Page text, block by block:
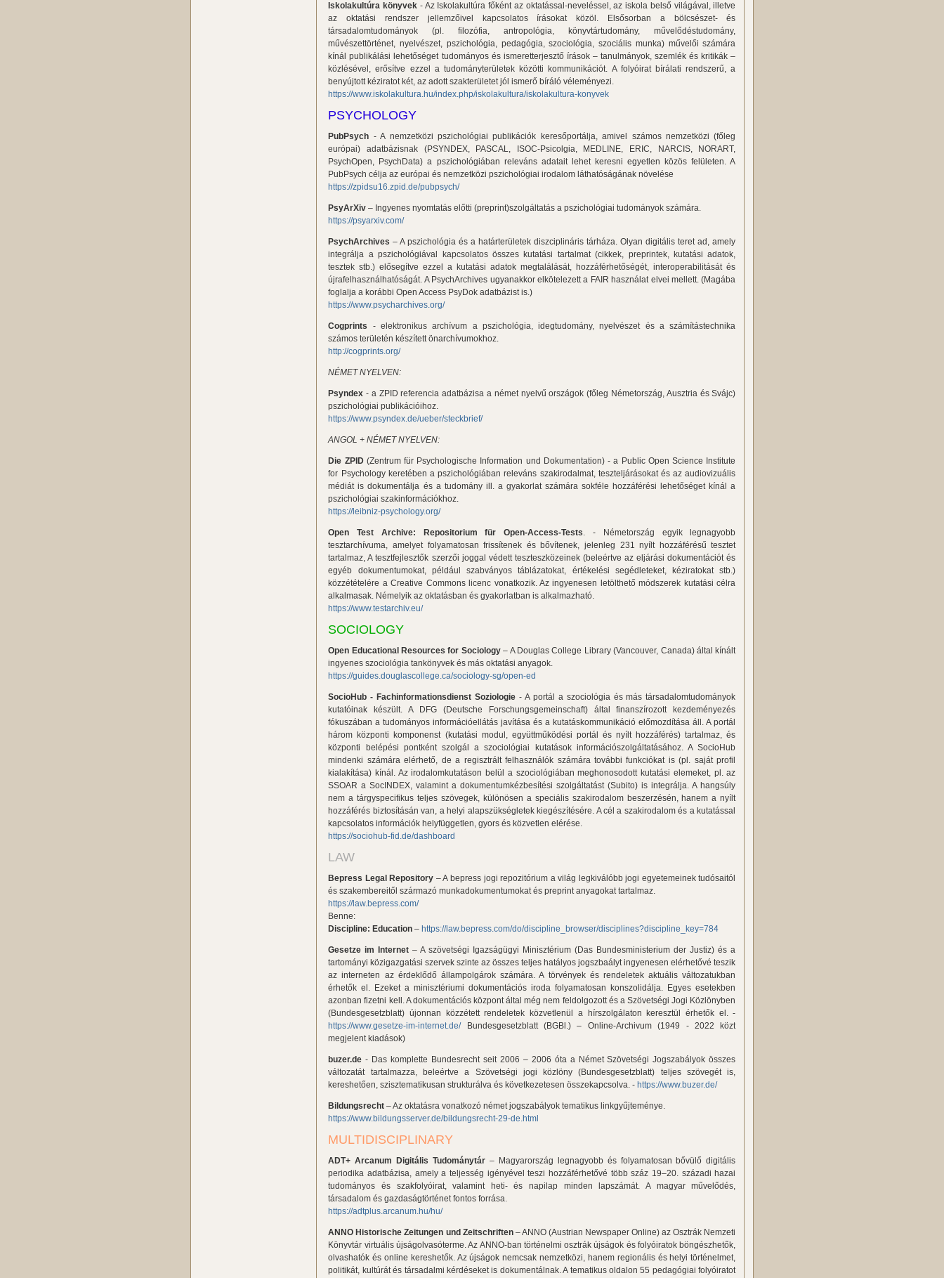
Iskolakultúra könyvek - Az Iskolakultúra főként az oktatással-neveléssel, az iskola belső világával, illetve
az oktatási rendszer jellemzőivel kapcsolatos írásokat közöl. Elsősorban a bölcsészet- és
társadalomtudományok (pl. filozófia, antropológia, könyvtártudomány, művelődéstudomány,
művészettörténet, nyelvészet, pszichológia, pedagógia, szociológia, szociális munka) művelői számára
kínál publikálási lehetőséget tudományos és ismeretterjesztő írások – tanulmányok, szemlék és kritikák –
közlésével, erősítve ezzel a tudományterületek közötti kommunikációt. A folyóirat bírálati rendszerű, a
benyújtott kéziratot két, az adott szakterületet jól ismerő bíráló véleményezi.
https://www.iskolakultura.hu/index.php/iskolakultura/iskolakultura-konyvek
PSYCHOLOGY
PubPsych - A nemzetközi pszichológiai publikációk keresőportálja, amivel számos nemzetközi (főleg
európai) adatbázisnak (PSYNDEX, PASCAL, ISOC-Psicolgia, MEDLINE, ERIC, NARCIS, NORART,
PsychOpen, PsychData) a pszichológiában releváns adatait lehet keresni egyetlen közös felületen. A
PubPsych célja az európai és nemzetközi pszichológiai irodalom láthatóságának növelése
https://zpidsu16.zpid.de/pubpsych/
PsyArXiv – Ingyenes nyomtatás előtti (preprint)szolgáltatás a pszichológiai tudományok számára.
https://psyarxiv.com/
PsychArchives – A pszichológia és a határterületek diszciplináris tárháza. Olyan digitális teret ad, amely
integrálja a pszichológiával kapcsolatos összes kutatási tartalmat (cikkek, preprintek, kutatási adatok,
tesztek stb.) elősegítve ezzel a kutatási adatok megtalálását, hozzáférhetőségét, interoperabilitását és
újrafelhasználhatóságát. A PsychArchives ugyanakkor elkötelezett a FAIR használat elvei mellett. (Magába
foglalja a korábbi Open Access PsyDok adatbázist is.)
https://www.psycharchives.org/
Cogprints - elektronikus archívum a pszichológia, idegtudomány, nyelvészet és a számítástechnika
számos területén készített önarchívumokhoz.
http://cogprints.org/
NÉMET NYELVEN:
Psyndex - a ZPID referencia adatbázisa a német nyelvű országok (főleg Németország, Ausztria és Svájc)
pszichológiai publikációihoz.
https://www.psyndex.de/ueber/steckbrief/
ANGOL + NÉMET NYELVEN:
Die ZPID(Zentrum für Psychologische Information und Dokumentation) - a Public Open Science Institute
for Psychology keretében a pszichológiában releváns szakirodalmat, teszteljárásokat és az audiovizuális
médiát is dokumentálja és a tudomány ill. a gyakorlat számára sokféle hozzáférési lehetőséget kínál a
pszichológiai szakinformációkhoz.
https://leibniz-psychology.org/
Open Test Archive: Repositorium für Open-Access-Tests. - Németország egyik legnagyobb
tesztarchívuma, amelyet folyamatosan frissítenek és bővítenek, jelenleg 231 nyílt hozzáférésű tesztet
tartalmaz, A tesztfejlesztők szerzői joggal védett teszteszközeinek (beleértve az eljárási dokumentációt és
egyéb dokumentumokat, például szabványos táblázatokat, értékelési segédleteket, kéziratokat stb.)
közzétételére a Creative Commons licenc vonatkozik. Az ingyenesen letölthető módszerek kutatási célra
alkalmasak. Némelyik az oktatásban és gyakorlatban is alkalmazható.
https://www.testarchiv.eu/
SOCIOLOGY
Open Educational Resources for Sociology– A Douglas College Library (Vancouver, Canada) által kínált
ingyenes szociológia tankönyvek és más oktatási anyagok.
https://guides.douglascollege.ca/sociology-sg/open-ed
SocioHub - Fachinformationsdienst Soziologie - A portál a szociológia és más társadalomtudományok
kutatóinak készült. A DFG (Deutsche Forschungsgemeinschaft) által finanszírozott kezdeményezés
fókuszában a tudományos információellátás javítása és a kutatáskommunikáció előmozdítása áll. A portál
három központi komponenst (kutatási modul, együttműködési portál és nyílt hozzáférés) tartalmaz, és
központi belépési pontként szolgál a szociológiai kutatások információszolgáltatásához. A SocioHub
mindenki számára elérhető, de a regisztrált felhasználók számára további funkciókat is (pl. saját profil
kialakítása) kínál. Az irodalomkutatáson belül a szociológiában meghonosodott kutatási elemeket, pl. az
SSOAR a SocINDEX, valamint a dokumentumkézbesítési szolgáltatást (Subito) is integrálja. A hangsúly
nem a tárgyspecifikus teljes szövegek, különösen a speciális szakirodalom beszerzésén, hanem a nyílt
hozzáférés biztosításán van, a helyi alapszükségletek kiegészítésére. A cél a szakirodalom és a kutatással
kapcsolatos információk helyfüggetlen, gyors és közvetlen elérése.
https://sociohub-fid.de/dashboard
LAW
Bepress Legal Repository – A bepress jogi repozitórium a világ legkiválóbb jogi egyetemeinek tudósaitól
és szakembereitől származó munkadokumentumokat és preprint anyagokat tartalmaz.
https://law.bepress.com/
Benne:
Discipline: Education – https://law.bepress.com/do/discipline_browser/disciplines?discipline_key=784
Gesetze im Internet – A szövetségi Igazságügyi Minisztérium (Das Bundesministerium der Justiz) és a
tartományi közigazgatási szervek szinte az összes teljes hatályos jogszbaályt ingyenesen elérhetővé teszik
az interneten az érdeklődő állampolgárok számára. A törvények és rendeletek aktuális változatukban
érhetők el. Ezeket a minisztériumi dokumentációs iroda folyamatosan konszolidálja. Egyes esetekben
azonban fizetni kell. A dokumentációs központ által még nem feldolgozott és a Szövetségi Jogi Közlönyben
(Bundesgesetzblatt) újonnan közzétett rendeletek közvetlenül a hírszolgálaton keresztül érhetők el. -
https://www.gesetze-im-internet.de/Bundesgesetzblatt (BGBl.) – Online-Archivum (1949 - 2022 közt
megjelent kiadások)
buzer.de - Das komplette Bundesrecht seit 2006 – 2006 óta a Német Szövetségi Jogszabályok összes
változatát tartalmazza, beleértve a Szövetségi jogi közlöny (Bundesgesetzblatt) teljes szövegét is,
kereshetően, szisztematikusan strukturálva és következetesen összekapcsolva. - https://www.buzer.de/
Bildungsrecht – Az oktatásra vonatkozó német jogszabályok tematikus linkgyűjteménye.
https://www.bildungsserver.de/bildungsrecht-29-de.html
MULTIDISCIPLINARY
ADT+ Arcanum Digitális Tudománytár – Magyarország legnagyobb és folyamatosan bővülő digitális
periodika adatbázisa, amely a teljesség igényével teszi hozzáférhetővé több száz 19–20. századi hazai
tudományos és szakfolyóirat, valamint heti- és napilap minden lapszámát. A magyar művelődés,
társadalom és gazdaságtörténet fontos forrása.
https://adtplus.arcanum.hu/hu/
ANNO Historische Zeitungen und Zeitschriften– ANNO (Austrian Newspaper Online) az Osztrák Nemzeti
Könyvtár virtuális újságolvasóterme. Az ANNO-ban történelmi osztrák újságok és folyóiratok böngészhetők,
olvashatók és online kereshetők. Az újságok nemcsak nemzetközi, hanem regionális és helyi történelmet,
politikát, kultúrát és társadalmi kérdéseket is dokumentálnak. A tematikus oldalon 55 pedagógiai folyóiratot